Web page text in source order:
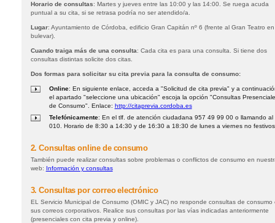
Horario de consultas: Martes y jueves entre las 10:00 y las 14:00. Se ruega acuda
puntual a su cita, si se retrasa podría no ser atendido/a.
Lugar: Ayuntamiento de Córdoba, edificio Gran Capitán nº 6 (frente al Gran Teatro
bulevar).
Cuando traiga más de una consulta: Cada cita es para una consulta. Si tiene dos
consultas distintas solicite dos citas.
Dos formas para solicitar su cita previa para la consulta de consumo:
Online: En siguiente enlace, acceda a "Solicitud de cita previa" y a
el apartado "seleccione una ubicación" escoja la opción "Consultas
de Consumo". Enlace: http://citaprevia.cordoba.es
Telefónicamente: En el tlf. de atención ciudadana 957 49 99 00 o llamando al
010. Horario de 8:30 a 14:30 y de 16:30 a 18:30 de lunes a viernes no
2. Consultas online de consumo
También puede realizar consultas sobre problemas o conflictos de consumo en
web: Información y consultas
3. Consultas por correo electrónico
EL Servicio Municipal de Consumo (OMIC y JAC) no responde consultas de consumo
sus correos corporativos. Realice sus consultas por las vías indicadas anteriormente
(presenciales con cita previa y online).